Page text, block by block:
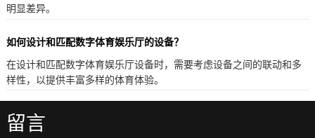
明显差异。
如何设计和匹配数字体育娱乐厅的设备？
在设计和匹配数字体育娱乐厅设备时，需要考虑设备之间的联动和多
样性，以提供丰富多样的体育体验。
留言